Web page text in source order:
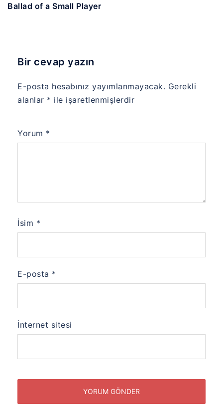
Ballad of a Small Player
Bir cevap yazın
E-posta hesabınız yayımlanmayacak. Gerekli
alanlar * ile işaretlenmişlerdir
Yorum *
İsim *
E-posta *
İnternet sitesi